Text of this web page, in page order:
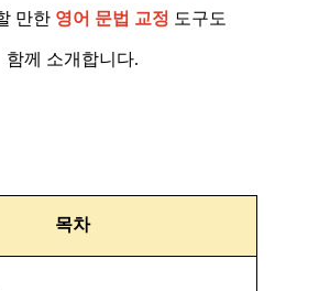
만한 영어 문법 교정 도구도
함께 소개합니다.
목차